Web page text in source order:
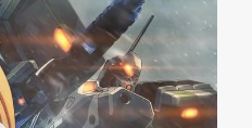
Leidenschaft wird
Asuka
beibringt. Somit
Flying Circus